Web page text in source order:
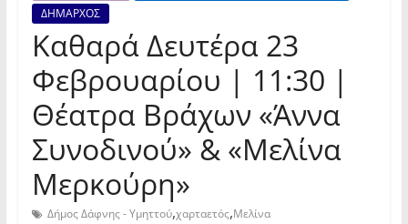
ΔΗΜΑΡΧΟΣ
Καθαρά Δευτέρα 23
Φεβρουαρίου | 11:30 |
Θέατρα Βράχων «Άννα
Συνοδινού» & «Μελίνα
Μερκούρη»
Δήμος Δάφνης - Υμηττού,χαρταετός,Μελίνα